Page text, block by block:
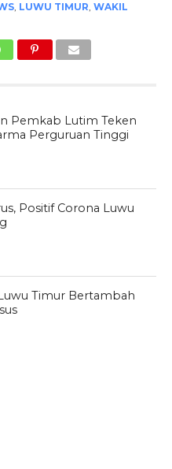
, LUWU TIMUR, WAKIL
Pemkab Lutim Teken
Perguruan Tinggi
Positif Corona Luwu
Timur Bertambah